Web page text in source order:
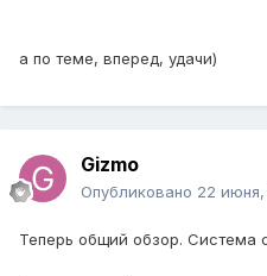
а по теме, вперед, удачи)
Gizmo
Опубликовано 22 июня,
Теперь общий обзор. Система